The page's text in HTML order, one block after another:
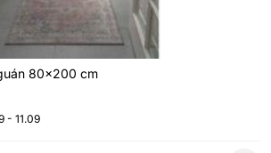
80x200 cm
- 11.09